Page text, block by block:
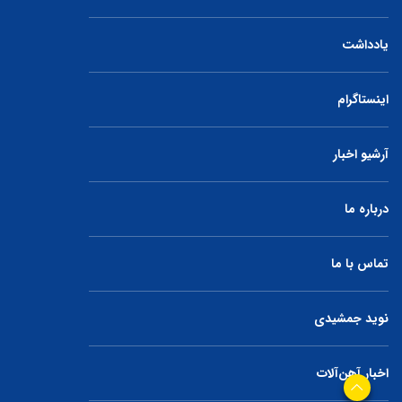
یادداشت
اینستاگرام
آرشیو اخبار
درباره ما
تماس با ما
نوید جمشیدی
اخبار آهن‌آلات